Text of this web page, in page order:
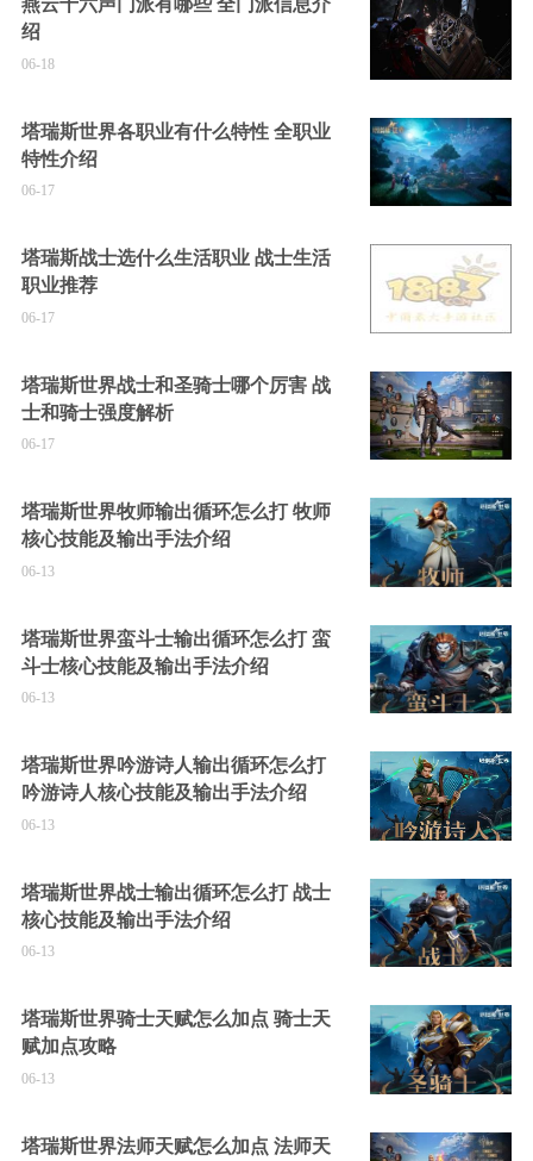
燕云十六声门派有哪些 全门派信息介
绍
06-18
塔瑞斯世界各职业有什么特性 全职业
特性介绍
06-17
塔瑞斯战士选什么生活职业 战士生活
职业推荐
06-17
塔瑞斯世界战士和圣骑士哪个厉害 战
士和骑士强度解析
06-17
塔瑞斯世界牧师输出循环怎么打 牧师
核心技能及输出手法介绍
06-13
塔瑞斯世界蛮斗士输出循环怎么打 蛮
斗士核心技能及输出手法介绍
06-13
塔瑞斯世界吟游诗人输出循环怎么打
吟游诗人核心技能及输出手法介绍
06-13
塔瑞斯世界战士输出循环怎么打 战士
核心技能及输出手法介绍
06-13
塔瑞斯世界骑士天赋怎么加点 骑士天
赋加点攻略
06-13
塔瑞斯世界法师天赋怎么加点 法师天